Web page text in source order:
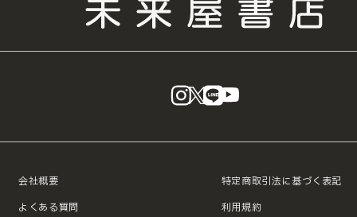
instagram
X LINE
会社概要
よくある質問
特定商取引法に基づく表記
利用規約